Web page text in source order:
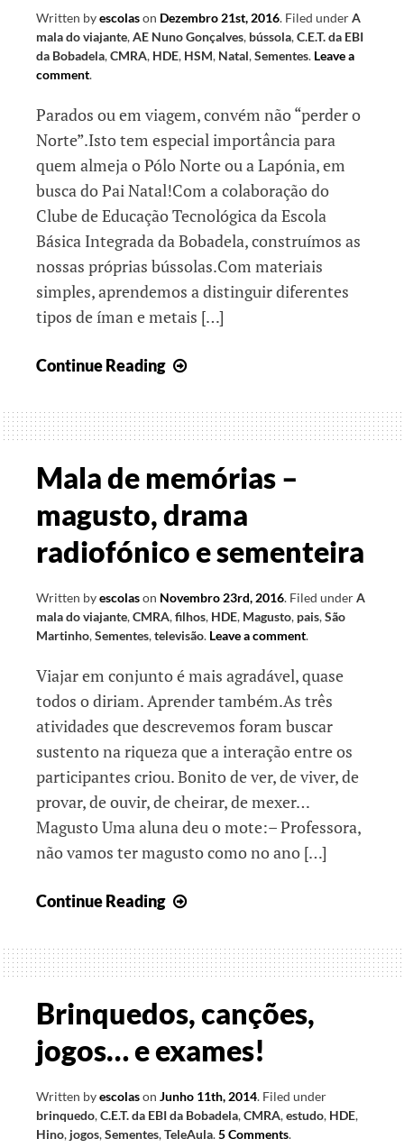
II
Written byescolason Dezembro 21st, 2016. Filed underA
mala do viajante,AE Nuno Gonçalves, bússola,C.E.T. da EBI
da Bobadela,CMRA, HDE, HSM, Natal,Sementes. Leave a
comment.
Parados ou em viagem, convém não “perder o
Norte”.Isto tem especial importância para
quem almeja o Pólo Norte ou a Lapónia, em
busca do Pai Natal!Com a colaboração do
Clube de Educação Tecnológica da Escola
Básica Integrada da Bobadela, construímos as
nossas próprias bússolas.Com materiais
simples, aprendemos a distinguir diferentes
tipos de íman e metais […]
Continue Reading
Norte
Mala de memórias –
magusto, drama
radiofónico e sementeira
Written byescolason Novembro 23rd, 2016. Filed underA
mala do viajante,CMRA,filhos, HDE, Magusto, pais,São
Martinho,Sementes,televisão. Leave a comment.
Viajar em conjunto é mais agradável, quase
todos o diriam. Aprender também.As três
atividades que descrevemos foram buscar
sustento na riqueza que a interação entre os
participantes criou. Bonito de ver, de viver, de
provar, de ouvir, de cheirar, de mexer…
Magusto Uma aluna deu o mote:– Professora,
não vamos ter magusto como no ano […]
Continue Reading
memórias
–
drama
radiofónico
sementeira
Brinquedos, canções,
jogos… e exames!
Written byescolason Junho 11th, 2014. Filed under
brinquedo,C.E.T. da EBI da Bobadela,CMRA,estudo, HDE,
Hino, jogos,Sementes,TeleAula.5 Comments.